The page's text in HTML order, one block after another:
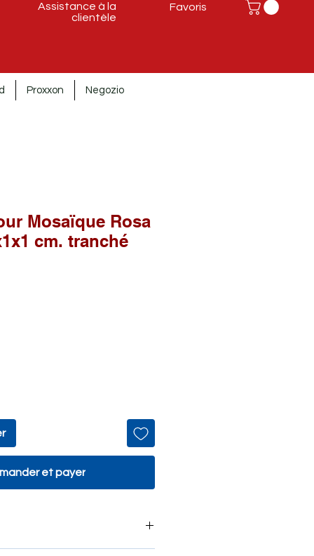
Favoris
Assistance à la
clientèle
Proxxon Negozio
Mosaïque Rosa
cm. tranché
et payer